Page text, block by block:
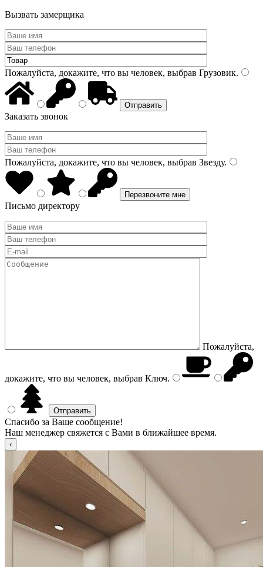
Вызвать замерщика
Пожалуйста, докажите, что вы человек, выбрав Грузовик.
Заказать звонок
Пожалуйста, докажите, что вы человек, выбрав Звезду.
Письмо директору
Пожалуйста,
докажите, что вы человек, выбрав Ключ.
Спасибо за Ваше сообщение!
Наш менеджер свяжется с Вами в ближайшее время.